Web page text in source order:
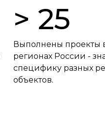
> 25
Выполнены проекты
регионах России -
специфику разных
объектов.